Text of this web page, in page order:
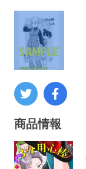
商品情報
数学
コンピュー
ミリタリー
その他
イベント